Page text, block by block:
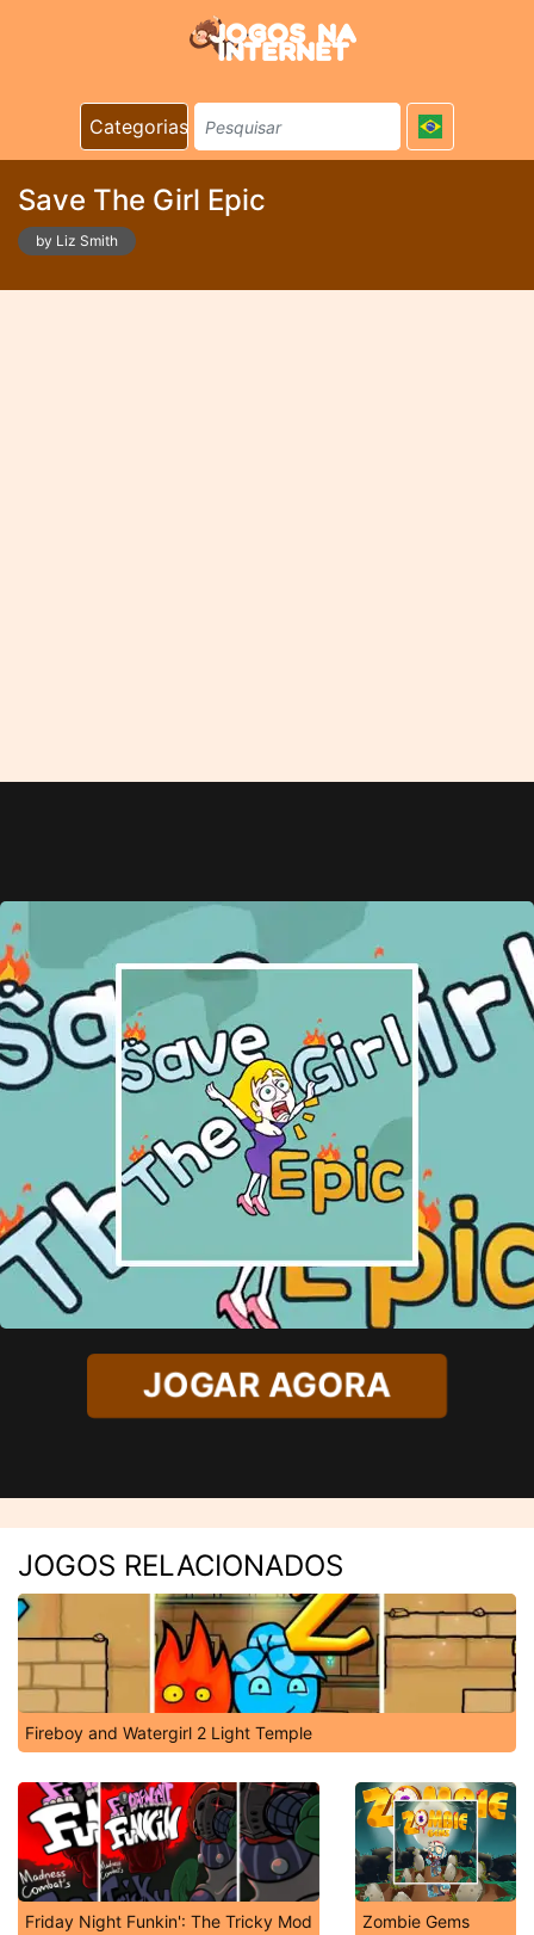
Categorias
Save The Girl Epic
by Liz Smith
JOGAR AGORA
JOGOS RELACIONADOS
Fireboy and Watergirl 2 Light Temple
Friday Night Funkin': The Tricky Mod Zombie Gems